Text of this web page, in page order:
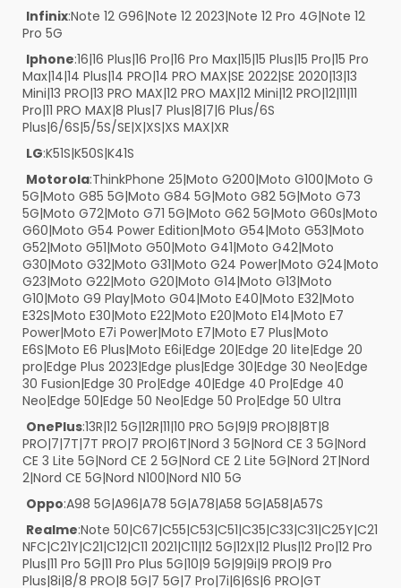
Infinix:Note 12 G96|Note 12 2023|Note 12 Pro 4G|Note 12
Pro 5G
Iphone:16|16 Plus|16 Pro|16 Pro Max|15|15 Plus|15 Pro|15 Pro
Max|14|14 Plus|14 PRO|14 PRO MAX|SE 2022|SE 2020|13|13
Mini|13 PRO|13 PRO MAX|12 PRO MAX|12 Mini|12 PRO|12|11|11
Pro|11 PRO MAX|8 Plus|7 Plus|8|7|6 Plus/6S
Plus|6/6S|5/5S/SE|X|XS|XS MAX|XR
LG:K51S|K50S|K41S
Motorola:ThinkPhone 25|Moto G200|Moto G100|Moto G
5G|Moto G85 5G|Moto G84 5G|Moto G82 5G|Moto G73
5G|Moto G72|Moto G71 5G|Moto G62 5G|Moto G60s|Moto
G60|Moto G54 Power Edition|Moto G54|Moto G53|Moto
G52|Moto G51|Moto G50|Moto G41|Moto G42|Moto
G30|Moto G32|Moto G31|Moto G24 Power|Moto G24|Moto
G23|Moto G22|Moto G20|Moto G14|Moto G13|Moto
G10|Moto G9 Play|Moto G04|Moto E40|Moto E32|Moto
E32S|Moto E30|Moto E22|Moto E20|Moto E14|Moto E7
Power|Moto E7i Power|Moto E7|Moto E7 Plus|Moto
E6S|Moto E6 Plus|Moto E6i|Edge 20|Edge 20 lite|Edge 20
pro|Edge Plus 2023|Edge plus|Edge 30|Edge 30 Neo|Edge
30 Fusion|Edge 30 Pro|Edge 40|Edge 40 Pro|Edge 40
Neo|Edge 50|Edge 50 Neo|Edge 50 Pro|Edge 50 Ultra
OnePlus:13R|12 5G|12R|11|10 PRO 5G|9|9 PRO|8|8T|8
PRO|7|7T|7T PRO|7 PRO|6T|Nord 3 5G|Nord CE 3 5G|Nord
CE 3 Lite 5G|Nord CE 2 5G|Nord CE 2 Lite 5G|Nord 2T|Nord
2|Nord CE 5G|Nord N100|Nord N10 5G
Oppo:A98 5G|A96|A78 5G|A78|A58 5G|A58|A57S
Realme:Note 50|C67|C55|C53|C51|C35|C33|C31|C25Y|C21
NFC|C21Y|C21|C12|C11 2021|C11|12 5G|12X|12 Plus|12 Pro|12 Pro
Plus|11 Pro 5G|11 Pro Plus 5G|10|9 5G|9|9i|9 PRO|9 Pro
Plus|8i|8/8 PRO|8 5G|7 5G|7 Pro|7i|6|6S|6 PRO|GT